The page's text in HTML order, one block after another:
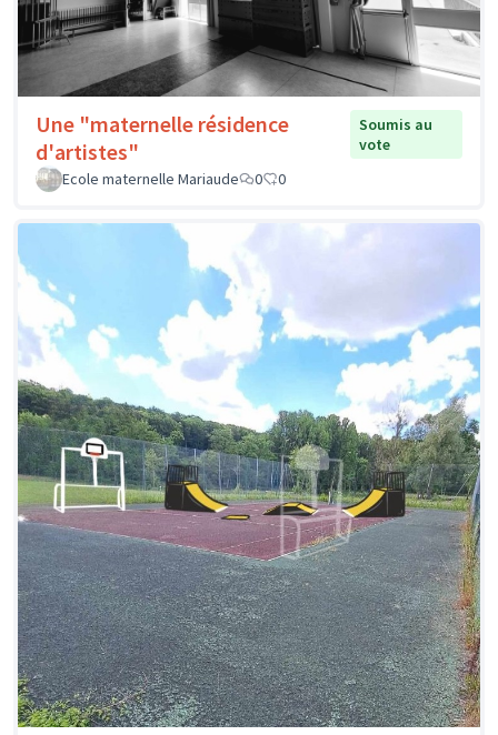
Une "maternelle résidence
d'artistes"
Soumis au
vote
Ecole maternelle Mariaude
0 0